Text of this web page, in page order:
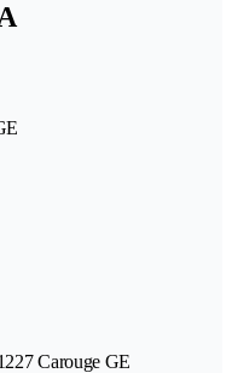
Carouge GE